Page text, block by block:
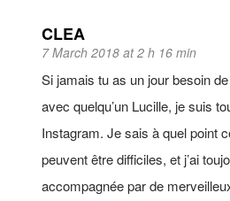
CLEA
7 March 2018 at 2 h 16 min
Si jamais tu as un jour besoin
avec quelqu’un Lucille, je suis
Instagram. Je sais à quel point
peuvent être difficiles, et j’ai
accompagnée par de